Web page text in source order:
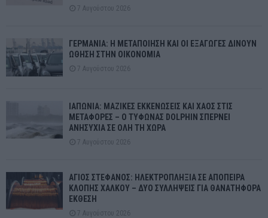
7 Αυγούστου 2026
ΓΕΡΜΑΝΙΑ: Η ΜΕΤΑΠΟΙΗΣΗ ΚΑΙ ΟΙ ΕΞΑΓΩΓΕΣ ΔΙΝΟΥΝ
ΩΘΗΣΗ ΣΤΗΝ ΟΙΚΟΝΟΜΙΑ
7 Αυγούστου 2026
ΙΑΠΩΝΙΑ: ΜΑΖΙΚΕΣ ΕΚΚΕΝΩΣΕΙΣ ΚΑΙ ΧΑΟΣ ΣΤΙΣ
ΜΕΤΑΦΟΡΕΣ – Ο ΤΥΦΩΝΑΣ DOLPHIN ΣΠΕΡΝΕΙ
ΑΝΗΣΥΧΙΑ ΣΕ ΟΛΗ ΤΗ ΧΩΡΑ
7 Αυγούστου 2026
ΑΓΙΟΣ ΣΤΕΦΑΝΟΣ: ΗΛΕΚΤΡΟΠΛΗΞΙΑ ΣΕ ΑΠΟΠΕΙΡΑ
ΚΛΟΠΗΣ ΧΑΛΚΟΥ – ΔΥΟ ΣΥΛΛΗΨΕΙΣ ΓΙΑ ΘΑΝΑΤΗΦΟΡΑ
ΕΚΘΕΣΗ
7 Αυγούστου 2026